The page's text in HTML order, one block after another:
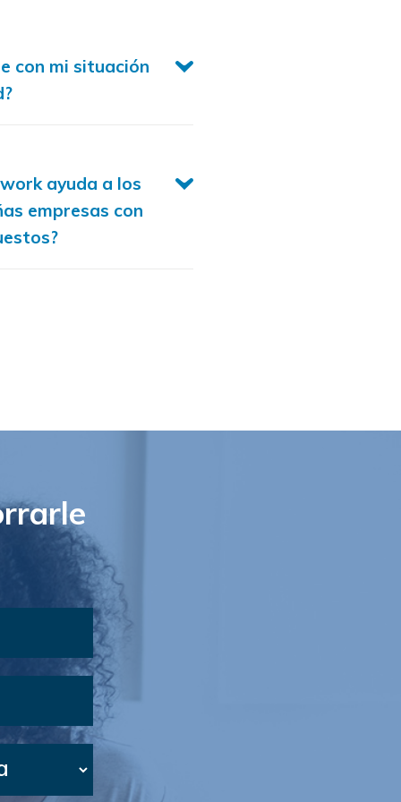
con mi situación
ayuda a los
empresas con